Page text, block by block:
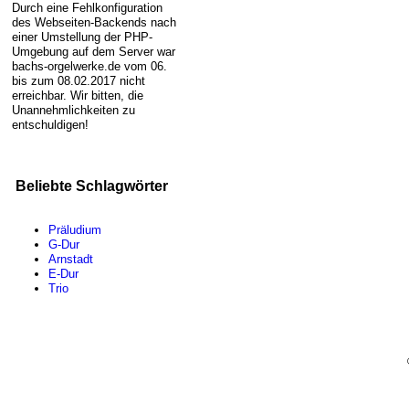
Durch eine Fehlkonfiguration
des Webseiten-Backends nach
einer Umstellung der PHP-
Umgebung auf dem Server war
bachs-orgelwerke.de vom 06.
bis zum 08.02.2017 nicht
erreichbar. Wir bitten, die
Unannehmlichkeiten zu
entschuldigen!
Beliebte Schlagwörter
Präludium
G-Dur
Arnstadt
E-Dur
Trio